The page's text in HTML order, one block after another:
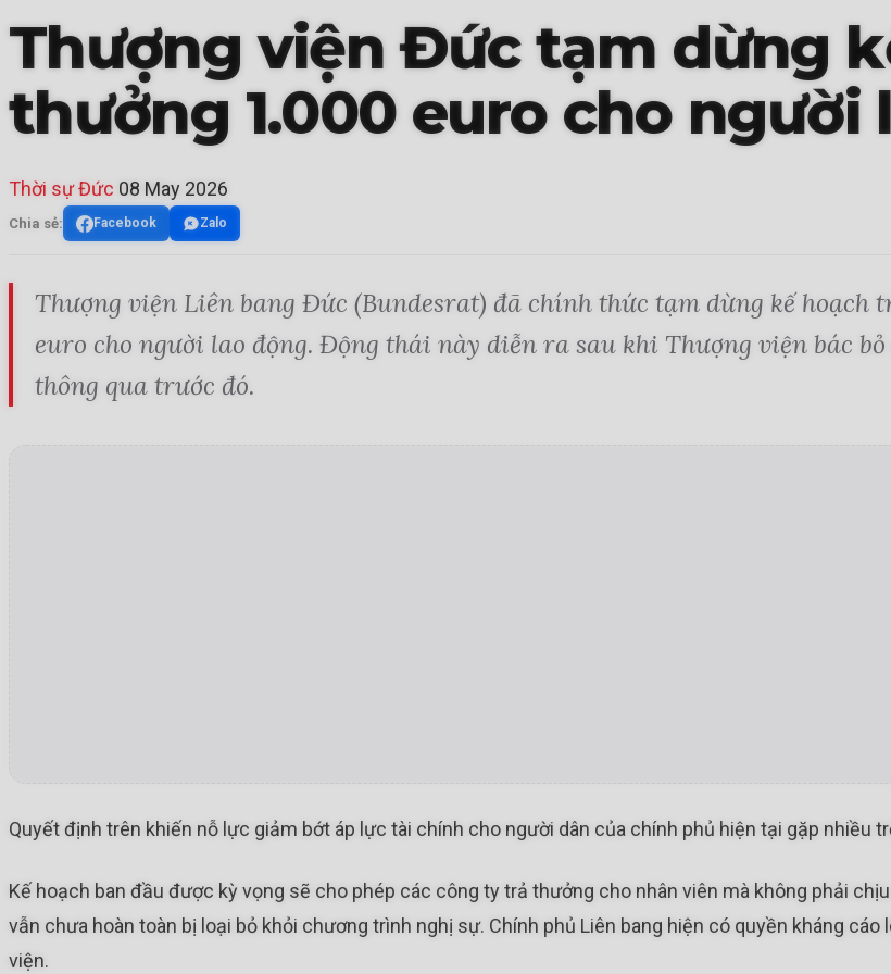
Thượng viện Đức tạm dừng
thưởng 1.000 euro cho người
Thời sự Đức 08 May 2026
Chia sẻ: Facebook Zalo
Thượng viện Liên bang Đức (Bundesrat) đã chính thức tạm dừng kế
euro cho người lao động. Động thái này diễn ra sau khi Thượng viện bác
thông qua trước đó.
Quyết định trên khiến nỗ lực giảm bớt áp lực tài chính cho người dân của chính phủ hiện tại gặp nhiều
Kế hoạch ban đầu được kỳ vọng sẽ cho phép các công ty trả thưởng cho nhân viên mà không phải
vẫn chưa hoàn toàn bị loại bỏ khỏi chương trình nghị sự. Chính phủ Liên bang hiện có quyền kháng
viện.